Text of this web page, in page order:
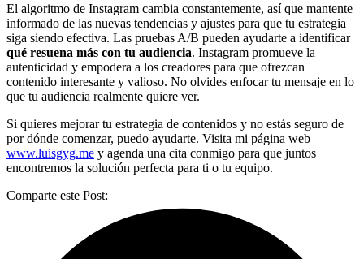
El algoritmo de Instagram cambia constantemente, así que mantente
informado de las nuevas tendencias y ajustes para que tu estrategia
siga siendo efectiva. Las pruebas A/B pueden ayudarte a identificar
qué resuena más con tu audiencia. Instagram promueve la
autenticidad y empodera a los creadores para que ofrezcan
contenido interesante y valioso. No olvides enfocar tu mensaje en lo
que tu audiencia realmente quiere ver.
Si quieres mejorar tu estrategia de contenidos y no estás seguro de
por dónde comenzar, puedo ayudarte. Visita mi página web
www.luisgyg.me y agenda una cita conmigo para que juntos
encontremos la solución perfecta para ti o tu equipo.
Comparte este Post: